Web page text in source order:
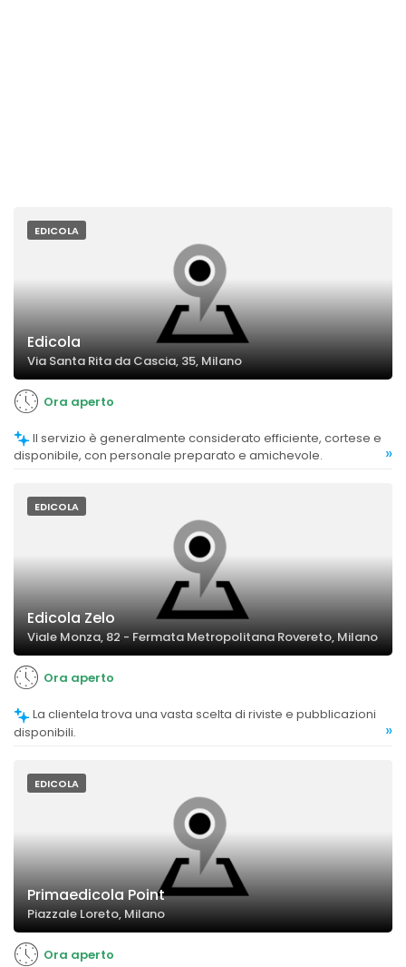
EDICOLA
Edicola
Via Santa Rita da Cascia, 35, Milano
Ora aperto
disponibile, con personale preparato e amichevole.
»
EDICOLA
Edicola Zelo
Viale Monza, 82 - Fermata Metropolitana Rovereto, Milano
Ora aperto
disponibili.
»
EDICOLA
Primaedicola Point
Piazzale Loreto, Milano
Ora aperto